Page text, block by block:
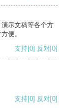
示文稿等各个方
便。
支持[0] 反对[0]
支持[0] 反对[0]